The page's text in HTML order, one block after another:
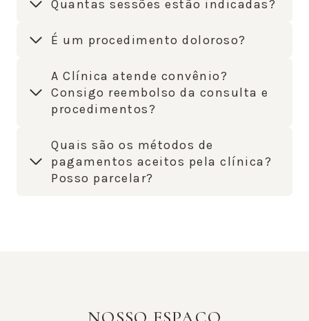
Quantas sessões estão indicadas?
É um procedimento doloroso?
A Clínica atende convênio?
Consigo reembolso da consulta e
procedimentos?
Quais são os métodos de
pagamentos aceitos pela clínica?
Posso parcelar?